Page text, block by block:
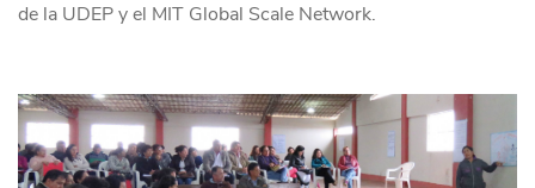
de la UDEP y el MIT Global Scale Network.